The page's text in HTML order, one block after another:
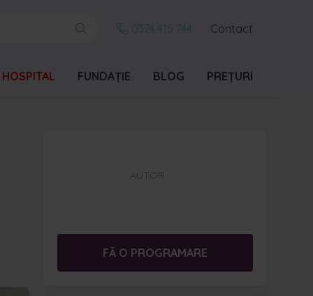
0374 415 744 Contact
FUNDAȚIE BLOG PREȚURI
AUTOR
FĂ O PROGRAMARE